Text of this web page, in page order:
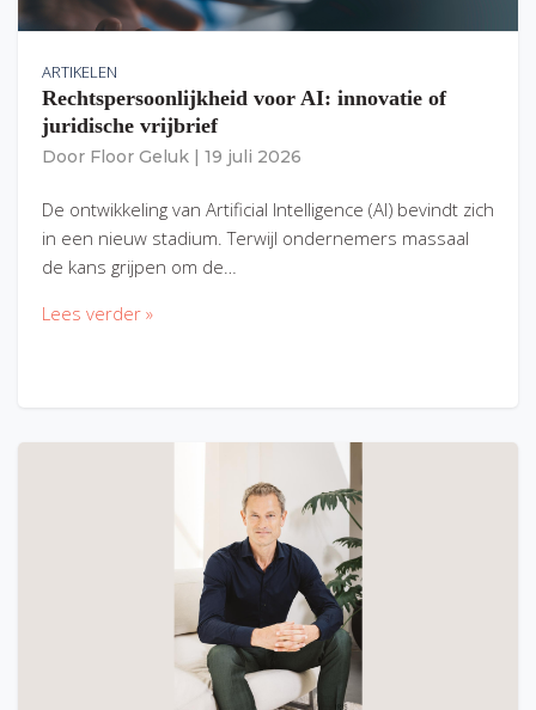
ARTIKELEN
Rechtspersoonlijkheid voor AI: innovatie of
juridische vrijbrief
Door Floor Geluk 19 juli 2026
De ontwikkeling van Artificial Intelligence (AI) bevindt zich
in een nieuw stadium. Terwijl ondernemers massaal
de kans grijpen om de…
Lees verder »